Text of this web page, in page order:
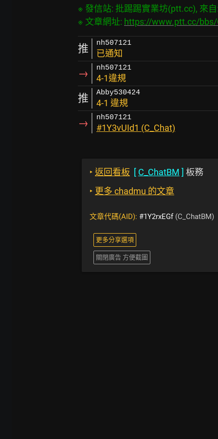
※ 發信站: 批踢踢實業坊(ptt.cc), 來
※ 文章網址: https://www.ptt.cc/
推 nh507121
已通知
→ nh507121
4-1違規
推 Abby530424
4-1 違規
→ nh507121
#1Y3vUId1 (C_Chat)
‣ 返回看板 [ C_ChatBM ] 板務
‣ 更多 chadmu 的文章
文章代碼(AID): #1Y2rxEGf(C_ChatBM)
更多分享選項
關閉廣告 方便截圖